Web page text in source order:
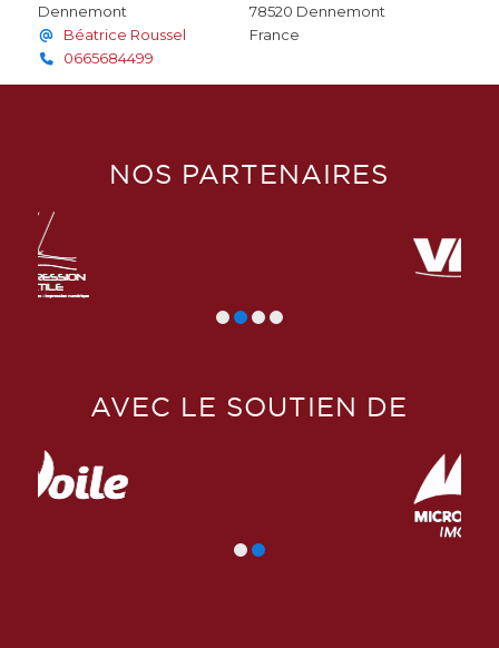
Dennemont
Béatrice Roussel
0665684499
78520 Dennemont
France
NOS PARTENAIRES
AVEC LE SOUTIEN DE